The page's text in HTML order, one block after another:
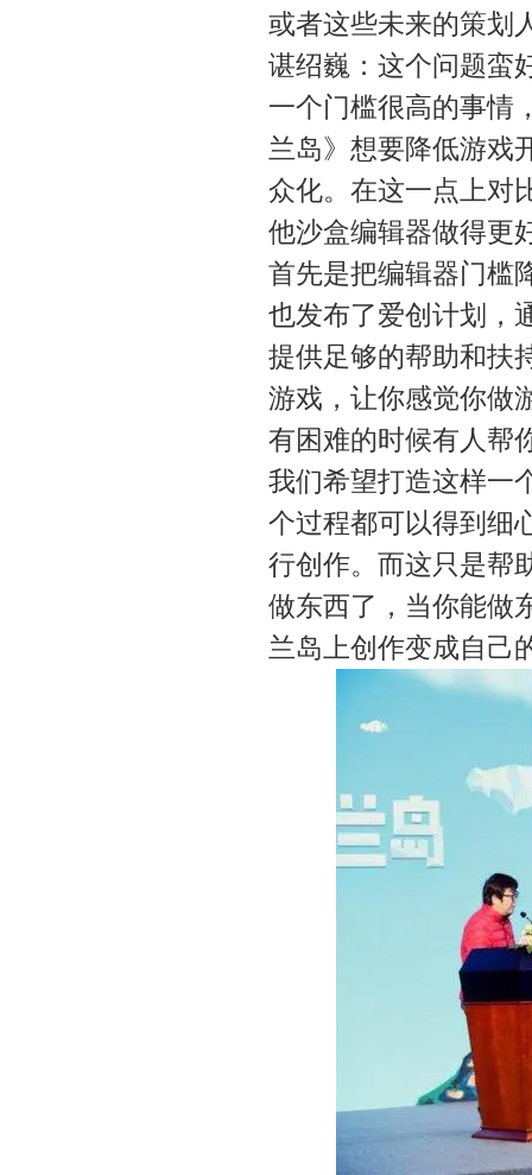
或者这些未来的策划
谌绍巍：这个问题蛮
一个门槛很高的事情
兰岛》想要降低游戏
众化。在这一点上对
他沙盒编辑器做得更
首先是把编辑器门槛
也发布了爱创计划，
提供足够的帮助和扶
游戏，让你感觉你做
有困难的时候有人帮
我们希望打造这样一
个过程都可以得到细
行创作。而这只是帮
做东西了，当你能做
兰岛上创作变成自己